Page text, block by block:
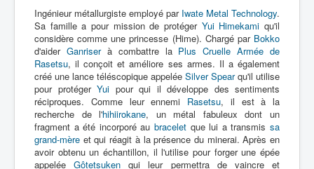
Ingénieur métallurgiste employé par Iwate Metal Technology.
Sa famille a pour mission de protéger Yui Himekami qu'il
considère comme une princesse (Hime). Chargé par Bokko
d'aider Ganriserà combattre la Plus Cruelle Armée de
Rasetsu, il conçoit et améliore ses armes. Il a également
créé une lance téléscopique appelée Silver Spearqu'il utilise
pour protéger Yui pour qui il développe des sentiments
réciproques. Comme leur ennemi Rasetsu, il est à la
recherche de l'hihiirokane, un métal fabuleux dont un
fragment a été incorporé au bracelet que lui a transmis sa
grand-mère et qui réagit à la présence du minerai. Après en
avoir obtenu un échantillon, il l'utilise pour forger une épée
appeléeGôtetsuken qui leur permettra de vaincre et